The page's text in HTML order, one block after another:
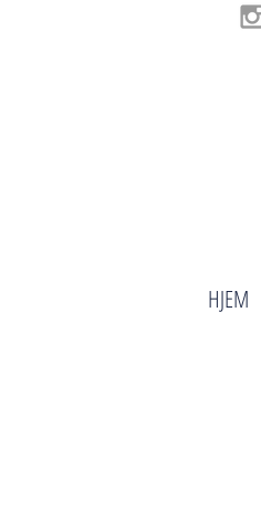
HJEM